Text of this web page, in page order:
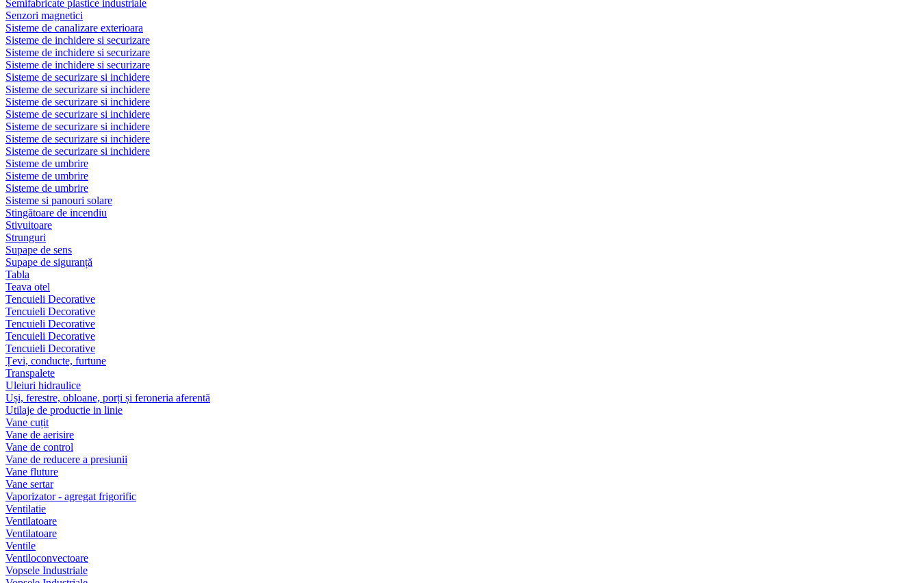
Semifabricate plastice industriale
Senzori magnetici
Sisteme de canalizare exterioara
Sisteme de inchidere si securizare
Sisteme de inchidere si securizare
Sisteme de inchidere si securizare
Sisteme de securizare si inchidere
Sisteme de securizare si inchidere
Sisteme de securizare si inchidere
Sisteme de securizare si inchidere
Sisteme de securizare si inchidere
Sisteme de securizare si inchidere
Sisteme de securizare si inchidere
Sisteme de umbrire
Sisteme de umbrire
Sisteme de umbrire
Sisteme si panouri solare
Stingătoare de incendiu
Stivuitoare
Strunguri
Supape de sens
Supape de siguranță
Tabla
Teava otel
Tencuieli Decorative
Tencuieli Decorative
Tencuieli Decorative
Tencuieli Decorative
Tencuieli Decorative
Țevi, conducte, furtune
Transpalete
Uleiuri hidraulice
Uși, ferestre, obloane, porți și feroneria aferentă
Utilaje de productie in linie
Vane cuțit
Vane de aerisire
Vane de control
Vane de reducere a presiunii
Vane fluture
Vane sertar
Vaporizator - agregat frigorific
Ventilatie
Ventilatoare
Ventilatoare
Ventile
Ventiloconvectoare
Vopsele Industriale